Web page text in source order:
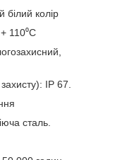
білий колір
110⁰С
IP 67.
сталь.